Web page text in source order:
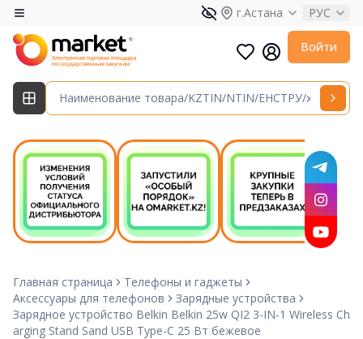
г.Астана РУС
Войти
Главная страница
Телефоны и гаджеты
Аксессуары для телефонов
Зарядные устройства
Зарядное устройство Belkin Belkin 25w QI2 3-IN-1 Wireless Ch
arging Stand Sand USB Type-C 25 Вт бежевое